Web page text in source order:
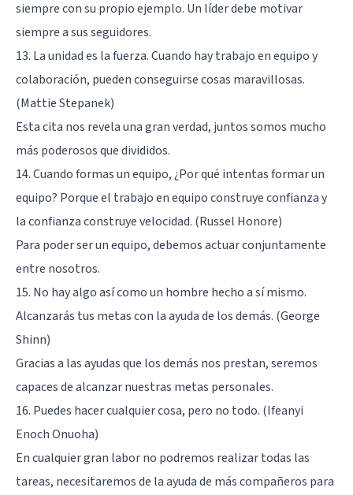
siempre con su propio ejemplo. Un líder debe motivar
siempre a sus seguidores.
13. La unidad es la fuerza. Cuando hay trabajo en equipo y
colaboración, pueden conseguirse cosas maravillosas.
(Mattie Stepanek)
Esta cita nos revela una gran verdad, juntos somos mucho
más poderosos que divididos.
14. Cuando formas un equipo, ¿Por qué intentas formar un
equipo? Porque el trabajo en equipo construye confianza y
la confianza construye velocidad. (Russel Honore)
Para poder ser un equipo, debemos actuar conjuntamente
entre nosotros.
15. No hay algo así como un hombre hecho a sí mismo.
Alcanzarás tus metas con la ayuda de los demás. (George
Shinn)
Gracias a las ayudas que los demás nos prestan, seremos
capaces de alcanzar nuestras metas personales.
16. Puedes hacer cualquier cosa, pero no todo. (Ifeanyi
Enoch Onuoha)
En cualquier gran labor no podremos realizar todas las
tareas, necesitaremos de la ayuda de más compañeros para